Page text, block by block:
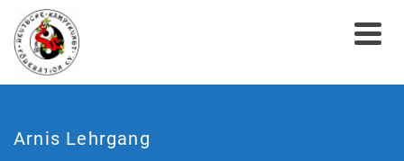
Arnis Lehrgang